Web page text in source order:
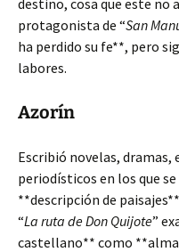
destino, cosa que este no
protagonista de “San
ha perdido su fe**, pero
labores.
Azorín
Escribió novelas, dramas,
periodísticos en los que
**descripción de
“La ruta de Don Quijote”
castellano** como **alma